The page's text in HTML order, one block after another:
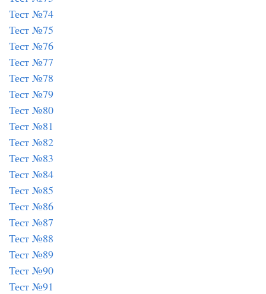
Тест №74
Тест №75
Тест №76
Тест №77
Тест №78
Тест №79
Тест №80
Тест №81
Тест №82
Тест №83
Тест №84
Тест №85
Тест №86
Тест №87
Тест №88
Тест №89
Тест №90
Тест №91